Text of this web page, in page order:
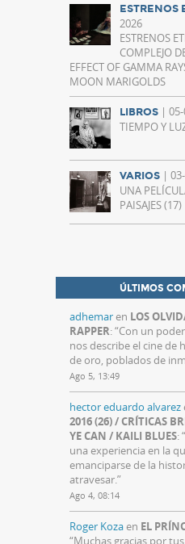
ESTRENOS
2026
ESTRENOS
COMPLEJO
EFFECT OF GAMMA
MOON MARIGOLDS
LIBROS |
TIEMPO Y
VARIOS |
UNA
PAISAJES (17)
ÚLTIMOS
adhemaren LOS
RAPPER: “Con un
nos describe el cine de
de oro, poblados de
Ago 5, 13:49
hector eduardo alvarez
2016 (26) / CRÍTICAS
YE CAN / KAILI BLUES: “
una experiencia en la
emanciparse de la
atravesar.”
Ago 4, 08:14
Roger Kozaen EL
“Muchas gracias por